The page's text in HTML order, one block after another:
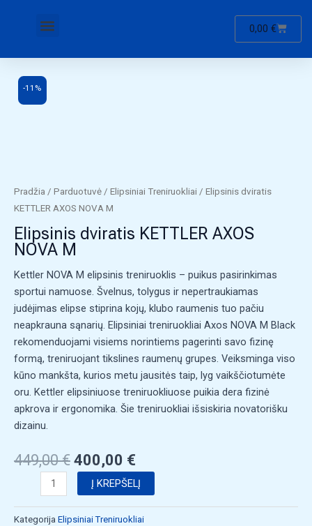
Menu 0,00€ CART
-11%
Pradžia / Parduotuvė / Elipsiniai Treniruokliai / Elipsinis dviratis
KETTLER AXOS NOVA M
Elipsinis dviratis KETTLER AXOS
NOVA M
Kettler NOVA M elipsinis treniruoklis – puikus pasirinkimas
sportui namuose. Švelnus, tolygus ir nepertraukiamas
judėjimas elipse stiprina kojų, klubo raumenis tuo pačiu
neapkrauna sąnarių. Elipsiniai treniruokliai Axos NOVA M Black
rekomenduojami visiems norintiems pagerinti savo fizinę
formą, treniruojant tikslines raumenų grupes. Veiksminga viso
kūno mankšta, kurios metu jausitės taip, lyg vaikščiotumėte
oru. Kettler elipsiniuose treniruokliuose puikia dera fizinė
apkrova ir ergonomika. Šie treniruokliai išsiskiria novatorišku
dizainu.
449,00€ Original
price
was:
449,00 €.
400,00 €
price
is:
400,00 €.
produkto
Į KREPŠELĮ
Kategorija Elipsiniai Treniruokliai